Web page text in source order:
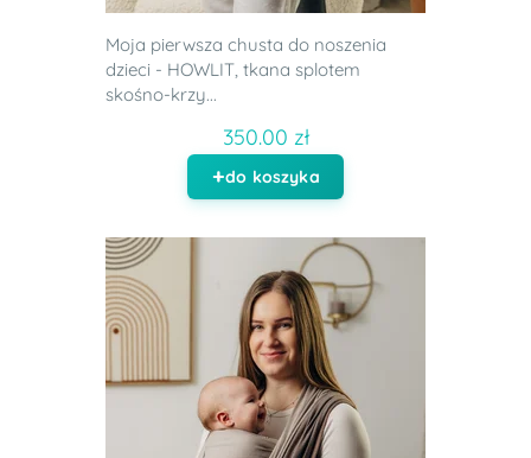
Moja pierwsza chusta do noszenia
dzieci - HOWLIT, tkana splotem
skośno-krzy...
350.00 zł
do koszyka